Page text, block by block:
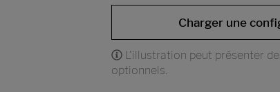
Charger une
L'illustration peut présenter
optionnels.